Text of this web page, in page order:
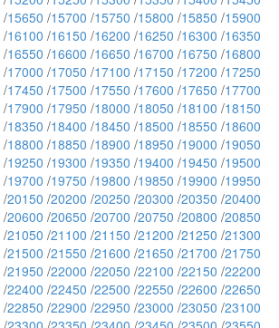
/15650 /15700 /15750 /15800 /15850 /15900
/16100 /16150 /16200 /16250 /16300 /16350
/16550 /16600 /16650 /16700 /16750 /16800
/17000 /17050 /17100 /17150 /17200 /17250
/17450 /17500 /17550 /17600 /17650 /17700
/17900 /17950 /18000 /18050 /18100 /18150
/18350 /18400 /18450 /18500 /18550 /18600
/18800 /18850 /18900 /18950 /19000 /19050
/19250 /19300 /19350 /19400 /19450 /19500
/19700 /19750 /19800 /19850 /19900 /19950
/20150 /20200 /20250 /20300 /20350 /20400
/20600 /20650 /20700 /20750 /20800 /20850
/21050 /21100 /21150 /21200 /21250 /21300
/21500 /21550 /21600 /21650 /21700 /21750
/21950 /22000 /22050 /22100 /22150 /22200
/22400 /22450 /22500 /22550 /22600 /22650
/22850 /22900 /22950 /23000 /23050 /23100